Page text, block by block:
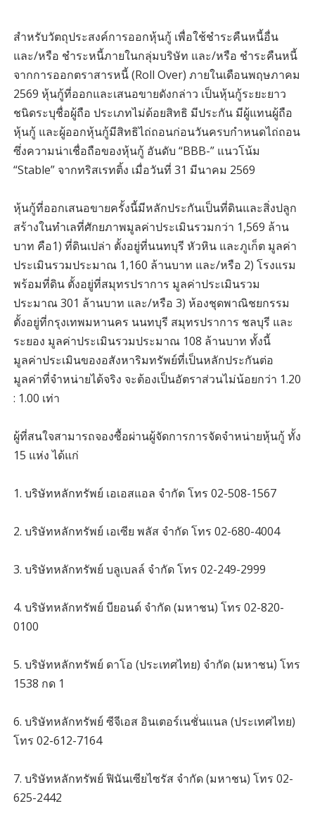
สำหรับวัตถุประสงค์การออกหุ้นกู้ เพื่อใช้ชำระคืนหนี้อื่น
และ/หรือ ชำระหนี้ภายในกลุ่มบริษัท และ/หรือ ชำระคืนหนี้
จากการออกตราสารหนี้ (Roll Over) ภายในเดือนพฤษภาคม
2569 หุ้นกู้ที่ออกและเสนอขายดังกล่าว เป็นหุ้นกู้ระยะยาว
ชนิดระบุชื่อผู้ถือ ประเภทไม่ด้อยสิทธิ มีประกัน มีผู้แทนผู้ถือ
หุ้นกู้ และผู้ออกหุ้นกู้มีสิทธิไถ่ถอนก่อนวันครบกำหนดไถ่ถอน
ซึ่งความน่าเชื่อถือของหุ้นกู้ อันดับ “BBB-” แนวโน้ม
“Stable” จากทริสเรทติ้ง เมื่อวันที่ 31 มีนาคม 2569
หุ้นกู้ที่ออกเสนอขายครั้งนี้มีหลักประกันเป็นที่ดินและสิ่งปลูก
สร้างในทำเลที่ศักยภาพมูลค่าประเมินรวมกว่า 1,569 ล้าน
บาท คือ1) ที่ดินเปล่า ตั้งอยู่ที่นนทบุรี หัวหิน และภูเก็ต มูลค่า
ประเมินรวมประมาณ 1,160 ล้านบาท และ/หรือ 2) โรงแรม
พร้อมที่ดิน ตั้งอยู่ที่สมุทรปราการ มูลค่าประเมินรวม
ประมาณ 301 ล้านบาท และ/หรือ 3) ห้องชุดพาณิชยกรรม
ตั้งอยู่ที่กรุงเทพมหานคร นนทบุรี สมุทรปราการ ชลบุรี และ
ระยอง มูลค่าประเมินรวมประมาณ 108 ล้านบาท ทั้งนี้
มูลค่าประเมินของอสังหาริมทรัพย์ที่เป็นหลักประกันต่อ
มูลค่าที่จำหน่ายได้จริง จะต้องเป็นอัตราส่วนไม่น้อยกว่า 1.20
: 1.00 เท่า
ผู้ที่สนใจสามารถจองซื้อผ่านผู้จัดการการจัดจำหน่ายหุ้นกู้ ทั้ง
15 แห่ง ได้แก่
1. บริษัทหลักทรัพย์ เอเอสแอล จำกัด โทร 02-508-1567
2. บริษัทหลักทรัพย์ เอเซีย พลัส จำกัด โทร 02-680-4004
3. บริษัทหลักทรัพย์ บลูเบลล์ จำกัด โทร 02-249-2999
4. บริษัทหลักทรัพย์ บียอนด์ จำกัด (มหาชน) โทร 02-820-
0100
5. บริษัทหลักทรัพย์ ดาโอ (ประเทศไทย) จำกัด (มหาชน) โทร
1538 กด 1
6. บริษัทหลักทรัพย์ ซีจีเอส อินเตอร์เนชั่นแนล (ประเทศไทย)
โทร 02-612-7164
7. บริษัทหลักทรัพย์ ฟินันเซียไซรัส จำกัด (มหาชน) โทร 02-
625-2442